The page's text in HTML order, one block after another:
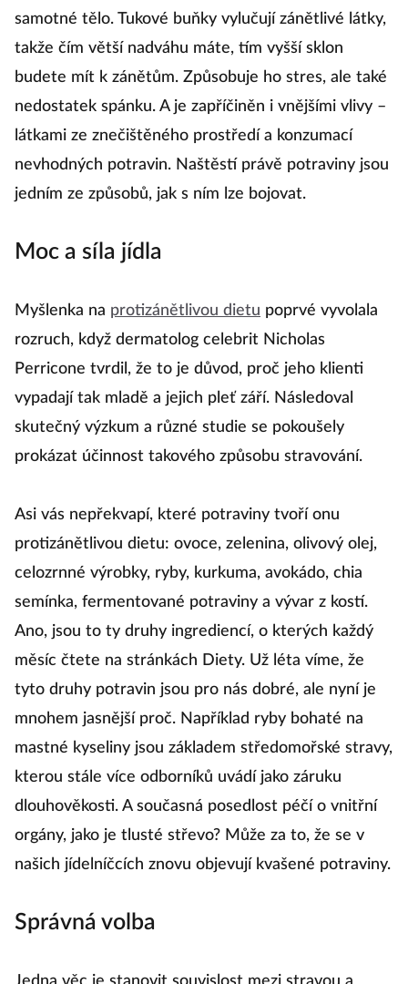
samotné tělo. Tukové buňky vylučují zánětlivé látky,
takže čím větší nadváhu máte, tím vyšší sklon
budete mít k zánětům. Způsobuje ho stres, ale také
nedostatek spánku. A je zapříčiněn i vnějšími vlivy –
látkami ze znečištěného prostředí a konzumací
nevhodných potravin. Naštěstí právě potraviny jsou
jedním ze způsobů, jak s ním lze bojovat.
Moc a síla jídla
Myšlenka na protizánětlivou dietu poprvé vyvolala
rozruch, když dermatolog celebrit Nicholas
Perricone tvrdil, že to je důvod, proč jeho klienti
vypadají tak mladě a jejich pleť září. Následoval
skutečný výzkum a různé studie se pokoušely
prokázat účinnost takového způsobu stravování.
Asi vás nepřekvapí, které potraviny tvoří onu
protizánětlivou dietu: ovoce, zelenina, olivový olej,
celozrnné výrobky, ryby, kurkuma, avokádo, chia
semínka, fermentované potraviny a vývar z kostí.
Ano, jsou to ty druhy ingrediencí, o kterých každý
měsíc čtete na stránkách Diety. Už léta víme, že
tyto druhy potravin jsou pro nás dobré, ale nyní je
mnohem jasnější proč. Například ryby bohaté na
mastné kyseliny jsou základem středomořské stravy,
kterou stále více odborníků uvádí jako záruku
dlouhověkosti. A současná posedlost péčí o vnitřní
orgány, jako je tlusté střevo? Může za to, že se v
našich jídelníčcích znovu objevují kvašené potraviny.
Správná volba